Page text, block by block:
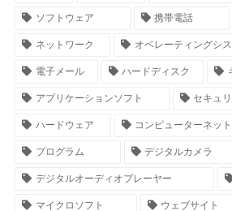
ソフトウェア 携帯電話
ネットワーク オペレーティングシ
電子メール ハードディスク
アプリケーションソフト セキュ
ハードウェア コンピューターネッ
プログラム デジタルカメラ
デジタルオーディオプレーヤー
マイクロソフト ウェブサイト